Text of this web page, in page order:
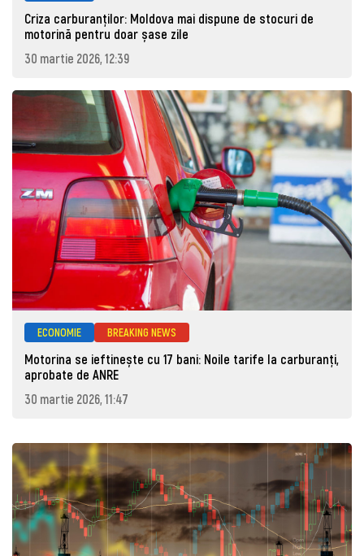
Criza carburanților: Moldova mai dispune de stocuri de
motorină pentru doar șase zile
30 martie 2026, 12:39
ECONOMIE BREAKING NEWS
Motorina se ieftinește cu 17 bani: Noile tarife la carburanți,
aprobate de ANRE
30 martie 2026, 11:47